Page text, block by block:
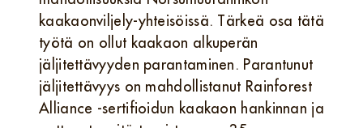
kaakaonviljely-yhteisöissä. Tärkeä osa tätä
työtä on ollut kaakaon alkuperän
jäljitettävyyden parantaminen. Parantunut
jäljitettävyys on mahdollistanut Rainforest
Alliance ‑sertifioidun kaakaon hankinnan ja